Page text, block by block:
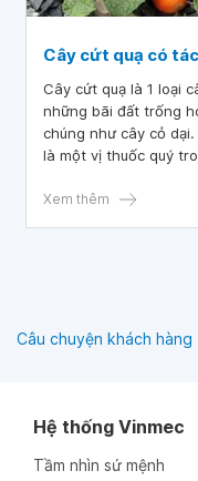
Cây cứt quạ có
Cây cứt quạ là 1 loại
những bãi đất trống
chúng như cây cỏ
là một vị thuốc quý
sau sinh.
Xem thêm
Câu chuyện khách hàng
Hệ thống Vinmec
Tầm nhìn sứ mệnh